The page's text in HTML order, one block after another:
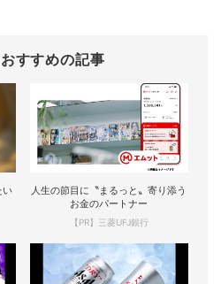
すすめの記事
い
人生の節目に〝まるっと〟寄り添う
お金のパートナー
【PR】三菱UFJ銀行